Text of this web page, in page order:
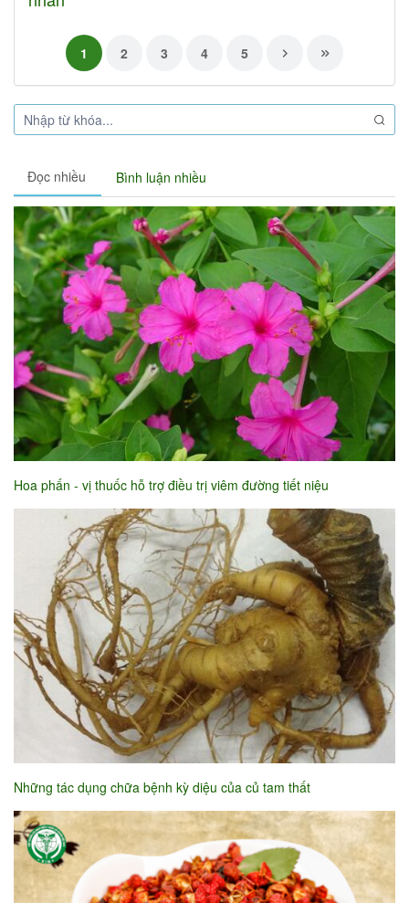
1 2 3 4 5
Đọc nhiều Bình luận nhiều
Hoa phấn - vị thuốc hỗ trợ điều trị viêm đường tiết niệu
Những tác dụng chữa bệnh kỳ diệu của củ tam thất